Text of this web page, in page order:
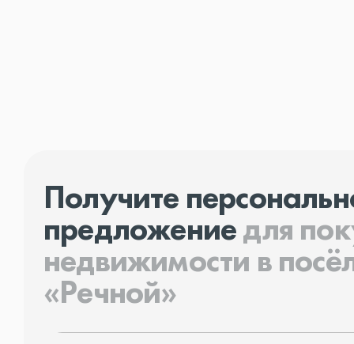
Получите
предложениедля
недвижимости в
«Речной»